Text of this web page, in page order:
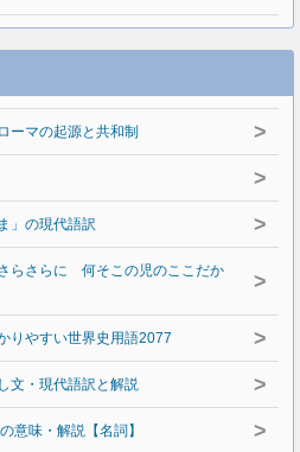
マの起源と共和制 >
>
」の現代語訳 >
らさらに 何そこの児のここだか
>
りやすい世界史用語2077 >
文・現代語訳と解説 >
意味・解説【名詞】 >